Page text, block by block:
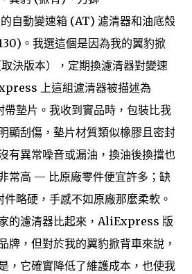
自動變速箱 (AT) 濾清器和油底殼
。我選這個是因為我的翼豹掀
決版本），定期換濾清器對變速
上這組濾清器被描述為
帶墊片。我收到實品時，包裝比我
顯刮傷，墊片材質類似橡膠且密封
有異常噪音或漏油，換油後換擋也
常高 — 比原廠零件便宜許多；缺
略硬，手感不如原廠那麼柔軟。
的濾清器比起來，AliExpress 版
牌，但對於我的翼豹掀背車來說，
，它確實降低了維護成本，也使我